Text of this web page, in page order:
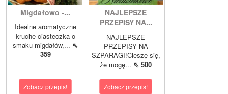
Migdałowo -...
Idealne aromatyczne
kruche ciasteczka o
smaku migdałów,... ⇖
359
Zobacz przepis!
NAJLEPSZE
PRZEPISY NA...
NAJLEPSZE
PRZEPISY NA
SZPARAGI!Cieszę się,
że mogę... ⇖ 500
Zobacz przepis!